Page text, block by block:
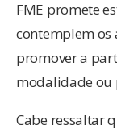
FME promete
contemplem os
promover a
modalidade ou
Cabe ressaltar